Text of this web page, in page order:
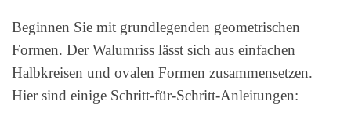
Beginnen Sie mit grundlegenden geometrischen
Formen. Der Walumriss lässt sich aus einfachen
Halbkreisen und ovalen Formen zusammensetzen.
Hier sind einige Schritt-für-Schritt-Anleitungen: